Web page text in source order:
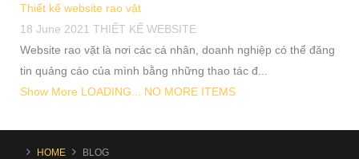
Thiết kế website rao vặt
18 June 2021 THIẾT KẾ WEBSITE
Website rao vặt là nơi các cá nhân, doanh nghiệp có thể đăng
tin quảng cáo của mình bằng những thao tác đ...
Show More LOADING... NO MORE ITEMS
HOME BLOG